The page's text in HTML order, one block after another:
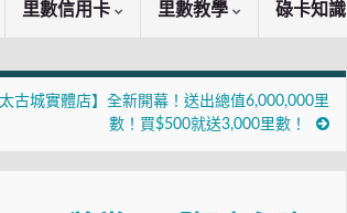
里數信用卡 里數教學 碌卡知識
太古城實體店】全新開幕！送出總值6,000,000里
數！買$500就送3,000里數！